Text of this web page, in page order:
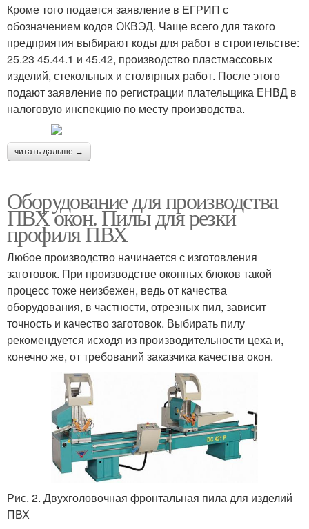
Кроме того подается заявление в ЕГРИП с
обозначением кодов ОКВЭД. Чаще всего для такого
предприятия выбирают коды для работ в строительстве:
25.23 45.44.1 и 45.42, производство пластмассовых
изделий, стекольных и столярных работ. После этого
подают заявление по регистрации плательщика ЕНВД в
налоговую инспекцию по месту производства.
читать дальше →
Оборудование для производства
ПВХ окон. Пилы для резки
профиля ПВХ
Любое производство начинается с изготовления
заготовок. При производстве оконных блоков такой
процесс тоже неизбежен, ведь от качества
оборудования, в частности, отрезных пил, зависит
точность и качество заготовок. Выбирать пилу
рекомендуется исходя из производительности цеха и,
конечно же, от требований заказчика качества окон.
Рис. 2. Двухголовочная фронтальная пила для изделий
ПВХ